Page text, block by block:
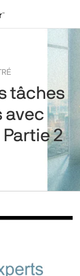
tâches
avec
2